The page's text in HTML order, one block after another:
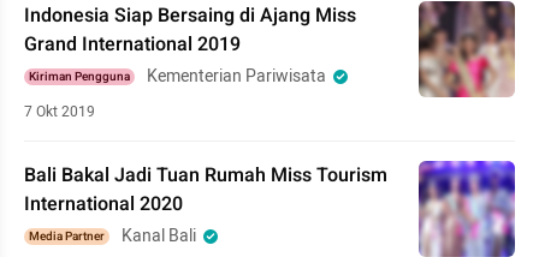
Indonesia Siap Bersaing di Ajang Miss
Grand International 2019
Kiriman Pengguna Kementerian Pariwisata
7 Okt 2019
Bali Bakal Jadi Tuan Rumah Miss Tourism
International 2020
Media Partner Kanal Bali